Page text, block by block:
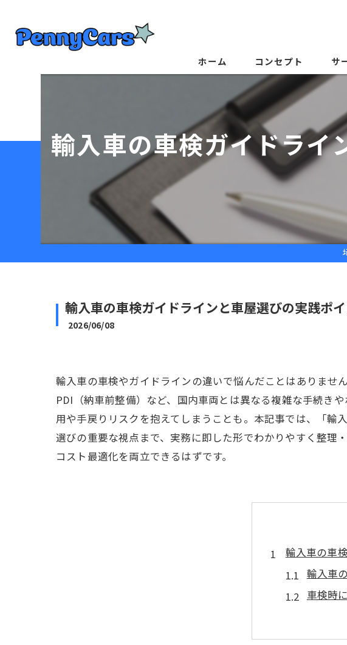
ホーム コンセプト サ
輸入車の車検ガイドライ
輸入車の車検ガイドラインと車屋選びの実践ポ
2026/06/08
輸入車の車検やガイドラインの違いで悩んだことはありませ
PDI（納車前整備）など、国内車両とは異なる複雑な手続き
用や手戻りリスクを抱えてしまうことも。本記事では、「輸
選びの重要な視点まで、実務に即した形でわかりやすく整理
コスト最適化を両立できるはずです。
輸入車の車
輸入車
車検時
車屋選
輸入車